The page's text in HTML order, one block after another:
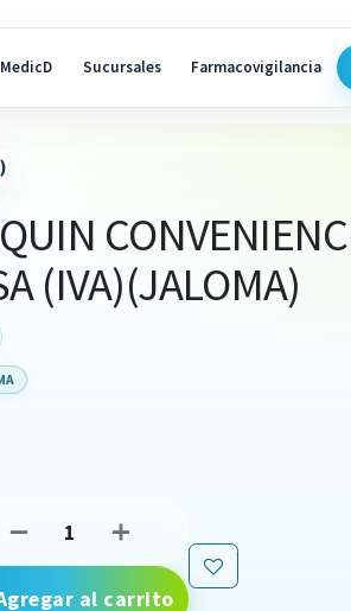
MedicD Sucursales Farmacovigilancia
(IVA)(JALOMA)
al carrito